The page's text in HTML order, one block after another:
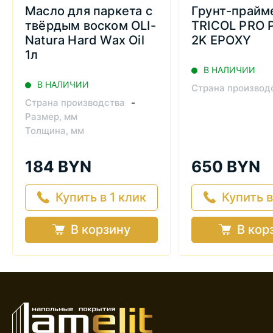
Масло для паркета с
твёрдым воском OLI-
Natura Hard Wax Oil
1л
В НАЛИЧИИ
Страна производства
-
Размер, мм
Толщина, мм
184 BYN
Купить в 1 клик
В корзину
Грунт-
TRICOL PRO
2K EPOXY
В НАЛИЧИИ
Страна
650 BYN
Купить
В